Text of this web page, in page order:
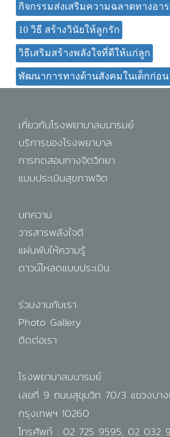
กิจกรรมส่งเสริมความฉลาดทางอา
10 วิธี สร้างวินัยให้ลูกรัก
วิธีเสริมสร้างพลังใจที่ดีให้แก่ลูก
พัฒนาการทางด้านสังคมในเด็กก่อน
เกี่ยวกับโรงพยาบาลมนารมย์
บริการของโรงพยาบาล
การทดสอบทางจิตวิทยา
แบบประเมินสุขภาพจิต
บทความ
วารสารพลังใจดี
แผ่นพับให้ความรู้
ดาวน์โหลดแบบประเมิน
ร่วมงานกับเรา
Photo Gallery
ติดต่อเรา
โรงพยาบาลมนารมย์
เลขที่ 9 ถนนสุขุมวิท 70/3 แขวงบาง
กรุงเทพฯ 10260
โทรศัพท์ : 02 725 9595, 02 032